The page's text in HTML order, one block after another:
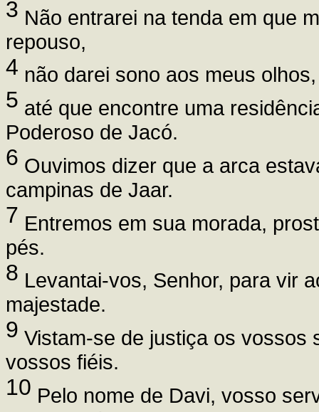
3 Não entrarei na tenda em que
repouso,
4 não darei sono aos meus
5 até que encontre uma
Poderoso de Jacó.
6 Ouvimos dizer que a arca
campinas de Jaar.
7 Entremos em sua morada,
pés.
8 Levantai-vos, Senhor, para vir
majestade.
9 Vistam-se de justiça os vossos
vossos fiéis.
10 Pelo nome de Davi, vosso